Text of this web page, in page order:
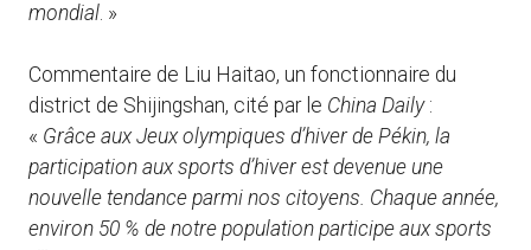
mondial. »
Commentaire de Liu Haitao, un fonctionnaire du
district de Shijingshan, cité par le China Daily:
« Grâce aux Jeux olympiques d’hiver de Pékin, la
participation aux sports d’hiver est devenue une
nouvelle tendance parmi nos citoyens. Chaque année,
environ 50 % de notre population participe aux sports